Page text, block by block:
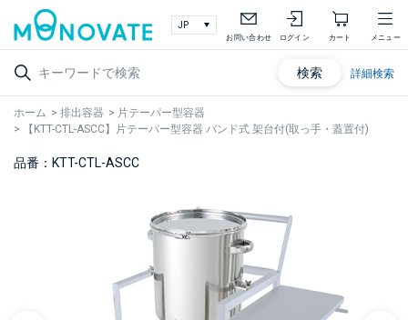
お問い合わせ ログイン カート メニュー
検索 詳細検索
ホーム > 排出容器 > 片テーパー型容器
>
【KTT-CTL-ASCC】片テーパー型容器 バンド式 架台付(取っ手・蓋置付)
品番：KTT-CTL-ASCC